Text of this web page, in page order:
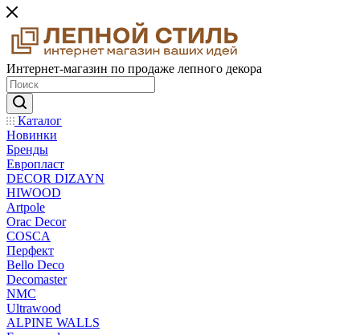
Интернет-магазин по продаже лепного декора
Каталог
Новинки
Бренды
Европласт
DECOR DIZAYN
HIWOOD
Artpole
Orac Decor
COSCA
Перфект
Bello Deco
Decomaster
NMС
Ultrawood
ALPINE WALLS